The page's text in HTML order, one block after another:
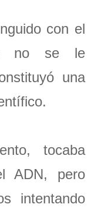
con el
no se le
una
tocaba
ADN, pero
intentando